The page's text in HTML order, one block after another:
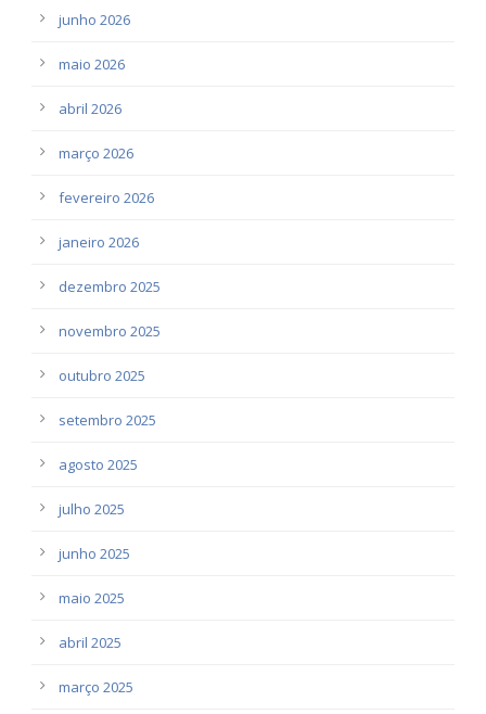
junho 2026
maio 2026
abril 2026
março 2026
fevereiro 2026
janeiro 2026
dezembro 2025
novembro 2025
outubro 2025
setembro 2025
agosto 2025
julho 2025
junho 2025
maio 2025
abril 2025
março 2025